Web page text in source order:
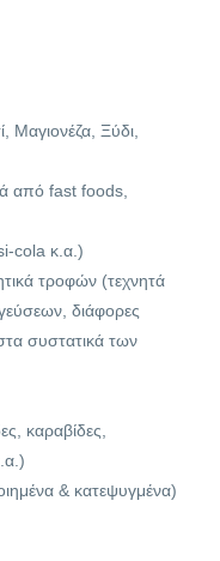
Ξύδι,
από fast foods,
cola κ.α.)
τροφών (τεχνητά
διάφορες
συστατικά των
καραβίδες,
& κατεψυγμένα)